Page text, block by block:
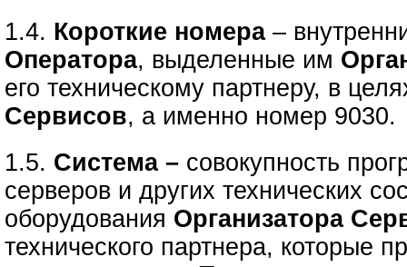
1.4. Короткие номера–
Оператора, выделенные им
его техническому партнеру, в
Сервисов, а именно номер 9030.
1.5. Система – совокупность
серверов и других технических
оборудования Организатора
технического партнера, которые